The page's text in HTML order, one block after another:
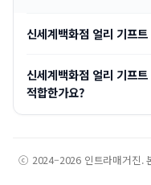
신세계백화점 얼리 기프
신세계백화점 얼리 기프
적합한가요?
ⓒ 2024–2026 인트라매거진.